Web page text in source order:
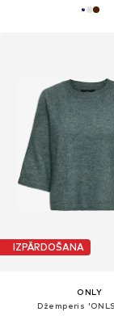
IZPĀRDOŠANA
ONLY
Džemperis